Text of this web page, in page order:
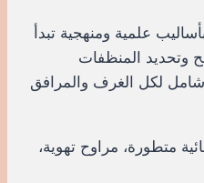
علمية ومنهجية تبدأ
وتحديد المنظفات
شامل لكل الغرف والمرافق
متطورة، مراوح تهوية،